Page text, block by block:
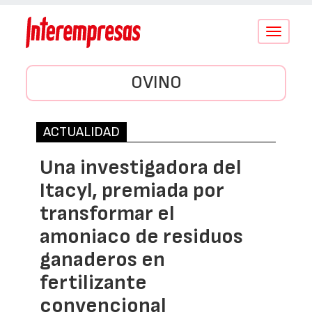
Conmutar
OVINO
ACTUALIDAD
Una investigadora del
Itacyl, premiada por
transformar el
amoniaco de residuos
ganaderos en
fertilizante
convencional